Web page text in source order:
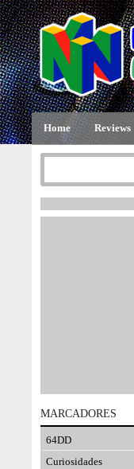
Home Reviews
MARCADORES
64DD
Curiosidades